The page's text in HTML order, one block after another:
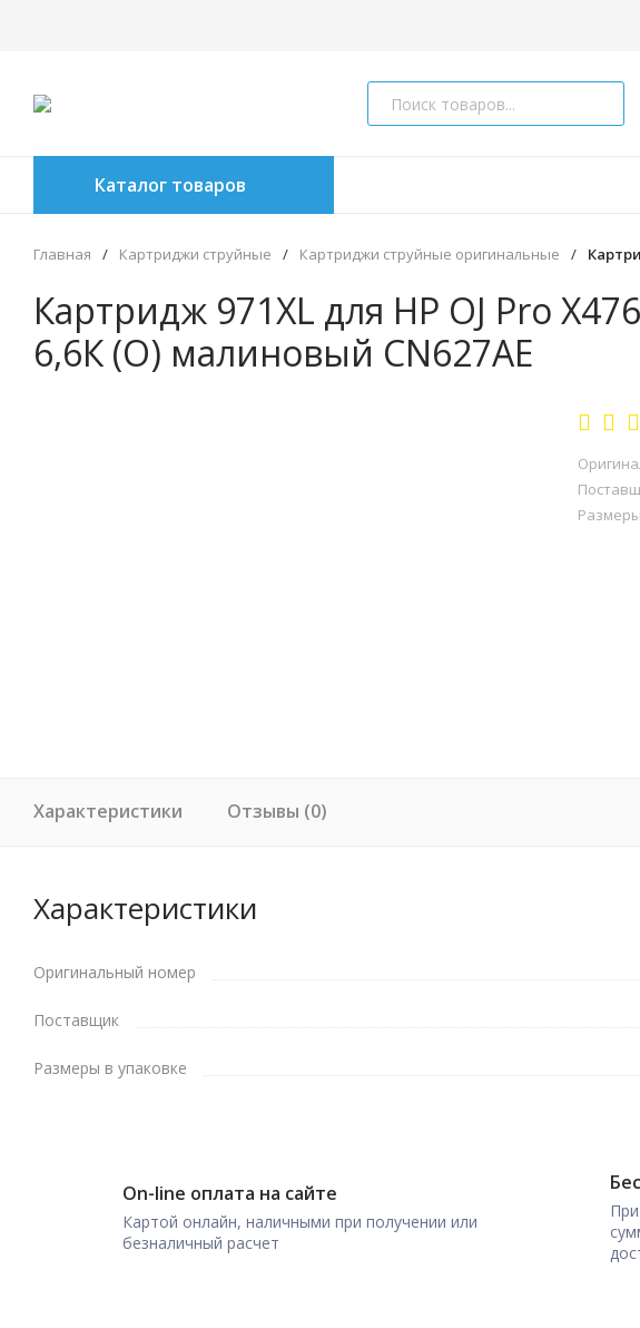
Каталог товаров
Главная / Картриджи струйные / Картриджи струйные оригинальные /
Картридж 971XL для HP OJ Pro
6,6К (O) малиновый CN627AE
Характеристики Отзывы (0)
Характеристики
Оригинальный номер
Поставщик
Размеры в упаковке
On-line оплата на сайте
Картой онлайн, наличными при получении или
безналичный расчет